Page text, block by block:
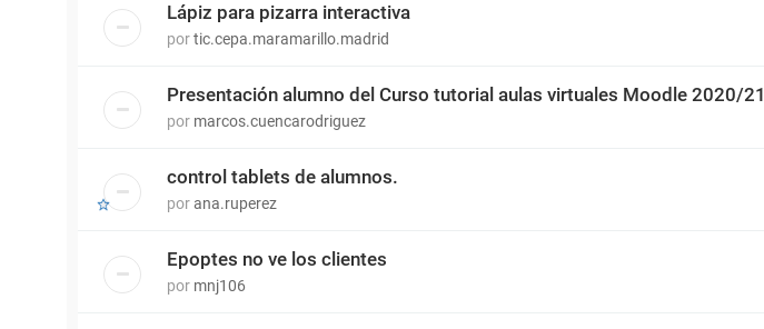
Lápiz para pizarra interactiva
portic.cepa.maramarillo.madrid
Presentación alumno del Curso tutorial aulas virtuales Moodle 2020/21
por marcos.cuencarodriguez
control tablets de alumnos.
porana.ruperez
Epoptes no ve los clientes
por mnj106